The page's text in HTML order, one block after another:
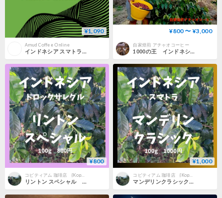
¥1,090
Amud Coffee Online
インドネシア スマトラ マンデリン アチェ ルーサー 100g
¥800 〜 ¥3,000
自家焙煎 アチャオコーヒー
1000の王 インドネシア マンデリン ポルン セリブ ラジャ スマトラ式 G1
¥800
リントン スペシャル Rinton Special (100g)
¥1,000
マンデリンクラシック Mandheling Classic （100g）